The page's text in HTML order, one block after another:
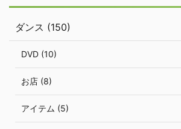
ダンス (150)
DVD (10)
お店 (8)
アイテム (5)